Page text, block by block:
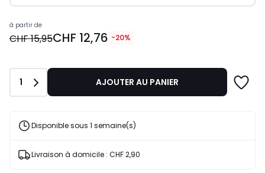
Prix
à
12,76
au
de
CHF
20%
à partir de
CHF 15,95CHF 12,76 -20%
Quantité
1 AJOUTER AU PANIER
Disponible sous 1 semaine(s)
Livraison à domicile : CHF 2,90